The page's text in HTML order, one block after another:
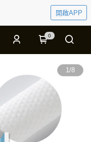
開啟APP
0
1/8